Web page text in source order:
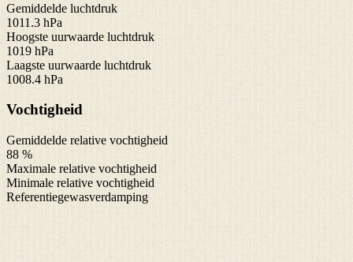
Gemiddelde luchtdruk
1011.3 hPa
Hoogste uurwaarde luchtdruk
1019 hPa
Laagste uurwaarde luchtdruk
1008.4 hPa
Vochtigheid
Gemiddelde relative vochtigheid
88 %
Maximale relative vochtigheid
Minimale relative vochtigheid
Referentiegewasverdamping